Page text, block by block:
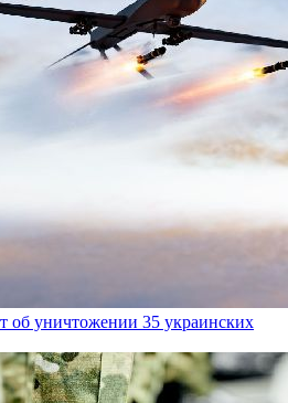
уничтожении 35 украинских